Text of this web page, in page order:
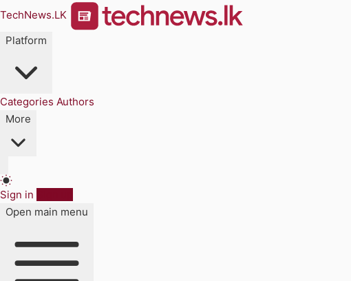
TechNews.LK
Platform
Categories Authors
More
Sign in
Open main menu